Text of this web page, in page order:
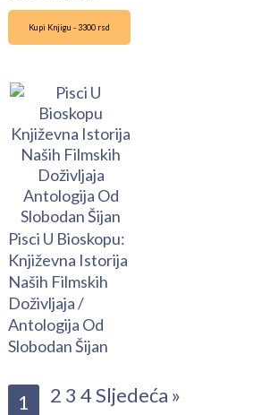
Kupi Knjigu - 3300 rsd
Pisci U Bioskopu:
Književna Istorija
Naših Filmskih
Doživljaja /
Antologija Od
Slobodan Šijan
1 2 3 4Sljedeća »